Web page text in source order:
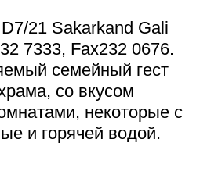
21 Sakarkand Gali
7333, Fax232 0676.
семейный гест
со вкусом
некоторые с
и горячей водой.